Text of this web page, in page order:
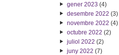
gener 2023 (4)
desembre 2022 (3)
novembre 2022 (4)
octubre 2022 (2)
juliol 2022 (2)
juny 2022 (7)